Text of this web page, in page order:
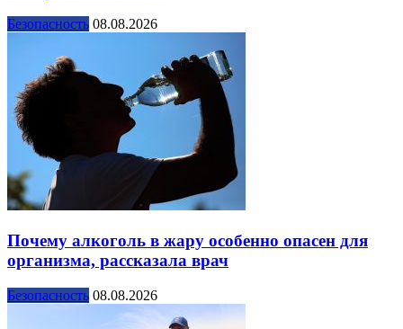
Безопасность 08.08.2026
Почему алкоголь в жару особенно опасен для
организма, рассказала врач
Безопасность 08.08.2026